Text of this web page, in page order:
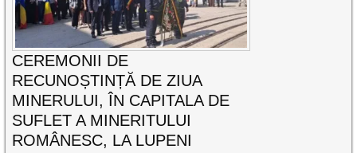
CEREMONII DE
RECUNOȘTINȚĂ DE ZIUA
MINERULUI, ÎN CAPITALA DE
SUFLET A MINERITULUI
ROMÂNESC, LA LUPENI